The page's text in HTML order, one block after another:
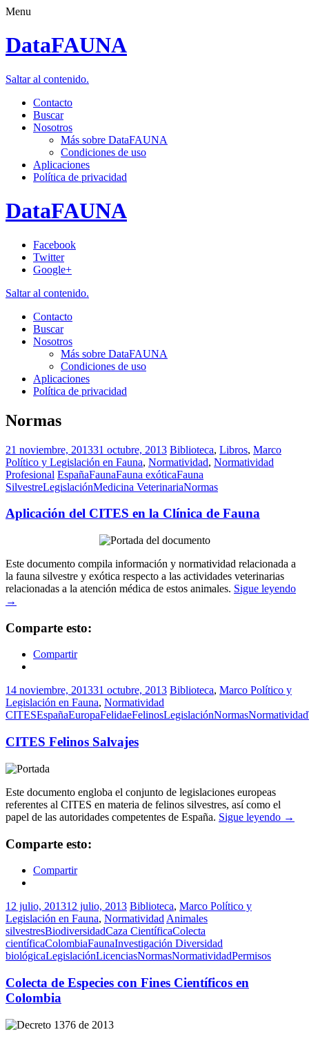
Menu
DataFAUNA
Saltar al contenido.
Contacto
Buscar
Nosotros
Más sobre DataFAUNA
Condiciones de uso
Aplicaciones
Política de privacidad
DataFAUNA
Facebook
Twitter
Google+
Saltar al contenido.
Contacto
Buscar
Nosotros
Más sobre DataFAUNA
Condiciones de uso
Aplicaciones
Política de privacidad
Normas
21 noviembre, 201331 octubre, 2013 Biblioteca, Libros, Marco
Político y Legislación en Fauna, Normatividad, Normatividad
Profesional EspañaFaunaFauna exóticaFauna
SilvestreLegislaciónMedicina VeterinariaNormas
Aplicación del CITES en la Clínica de Fauna
Este documento compila información y normatividad relacionada a
la fauna silvestre y exótica respecto a las actividades veterinarias
relacionadas a la atención médica de estos animales. Sigue leyendo
→
Comparte esto:
Compartir
14 noviembre, 201331 octubre, 2013 Biblioteca, Marco Político y
Legislación en Fauna, Normatividad
CITESEspañaEuropaFelidaeFelinosLegislaciónNormasNormatividad
CITES Felinos Salvajes
Este documento engloba el conjunto de legislaciones europeas
referentes al CITES en materia de felinos silvestres, así como el
papel de las autoridades competentes de España. Sigue leyendo →
Comparte esto:
Compartir
12 julio, 201312 julio, 2013 Biblioteca, Marco Político y
Legislación en Fauna, Normatividad Animales
silvestresBiodiversidadCaza CientíficaColecta
científicaColombiaFaunaInvestigación Diversidad
biológicaLegislaciónLicenciasNormasNormatividadPermisos
Colecta de Especies con Fines Científicos en
Colombia